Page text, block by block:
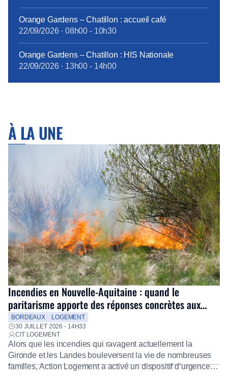
Orange Gardens – Chatillon : accueil café
22/09/2026· 08h00 - 10h30
Orange Gardens – Chatillon : HIS Nationale
22/09/2026· 13h00 - 14h00
À LA UNE
Incendies en Nouvelle-Aquitaine : quand le
paritarisme apporte des réponses concrètes aux
salariés
BORDEAUX
LOGEMENT
30 JUILLET 2026 - 14H33
CIT LOGEMENT
Alors que les incendies qui ravagent actuellement la
Gironde et les Landes bouleversent la vie de nombreuses
familles, Action Logement a activé un dispositif d’urgence